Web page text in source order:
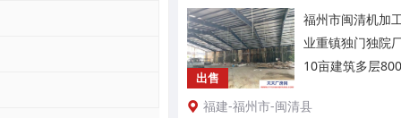
出售
福州市闽清机加
业重镇独门独院
10亩建筑多层
福建-福州市-闽清县